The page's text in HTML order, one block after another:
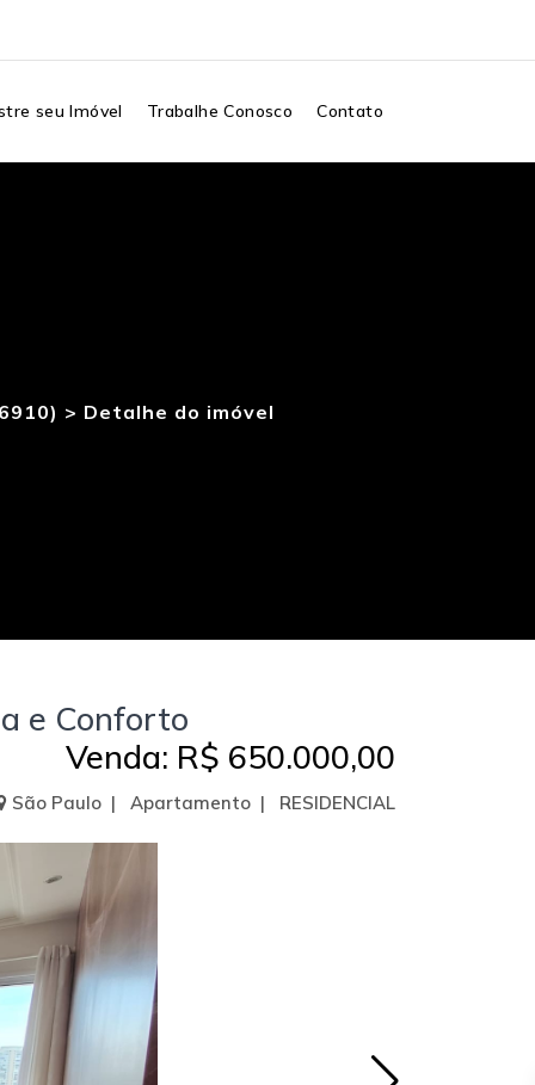
seu Imóvel Trabalhe Conosco Contato
> Detalhe do imóvel
e Conforto
Venda: R$ 650.000,00
São Paulo | Apartamento | RESIDENCIAL